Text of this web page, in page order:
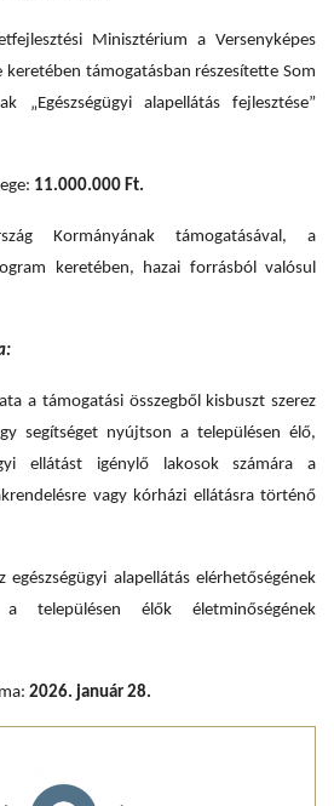
Minisztérium a Versenyképes
támogatásban részesítette Som
„Egészségügyi alapellátás fejlesztése”
11.000.000 Ft.
Kormányának támogatásával, a
keretében, hazai forrásból valósul
a támogatási összegből kisbuszt szerez
segítséget nyújtson a településen élő,
ellátást igénylő lakosok számára a
vagy kórházi ellátásra történő
egészségügyi alapellátás elérhetőségének
a településen élők életminőségének
2026. január 28.